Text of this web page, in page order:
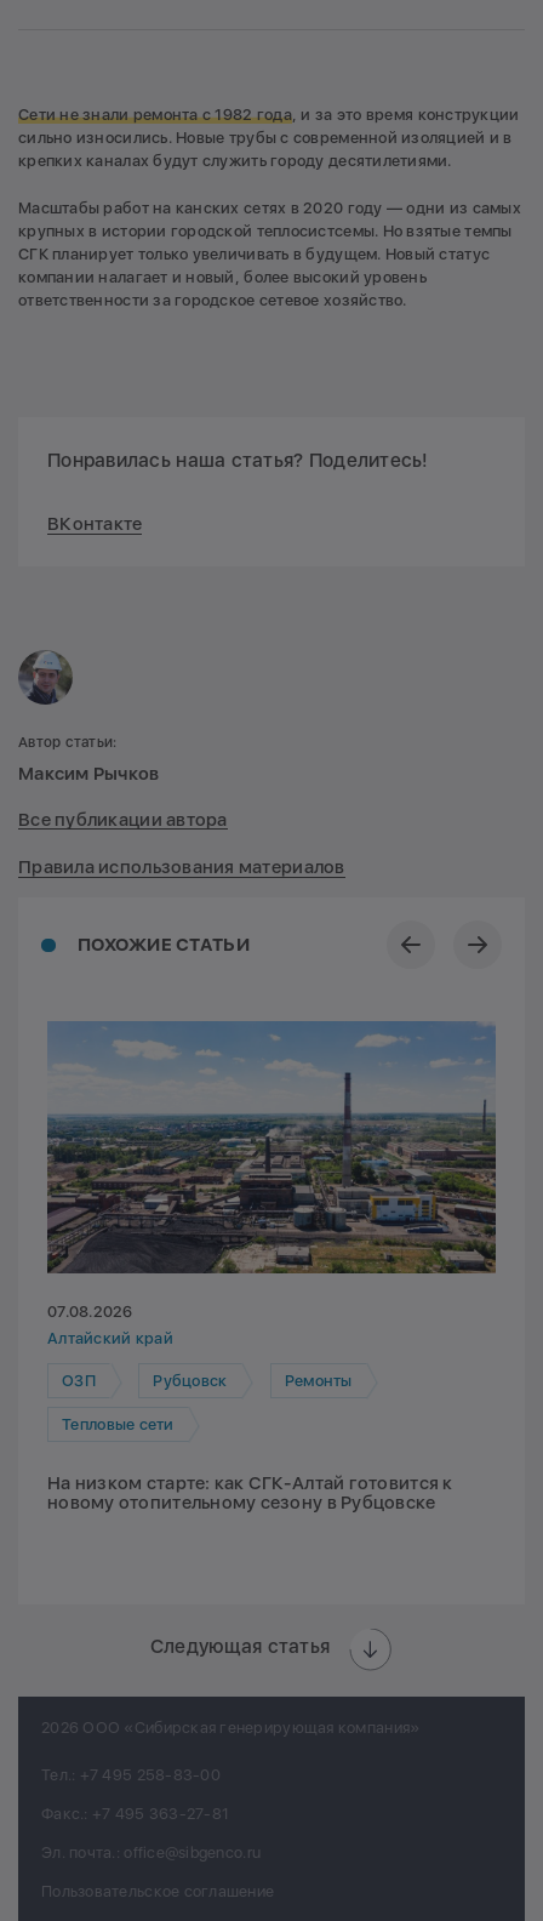
Сети не знали ремонта с 1982 года, и за это время конструкции
сильно износились. Новые трубы с современной изоляцией и в
крепких каналах будут служить городу десятилетиями.
Масштабы работ на канских сетях в 2020 году — одни из самых
крупных в истории городской теплосистсемы. Но взятые темпы
СГК планирует только увеличивать в будущем. Новый статус
компании налагает и новый, более высокий уровень
ответственности за городское сетевое хозяйство.
Понравилась наша статья? Поделитесь!
ВКонтакте
ПОХОЖИЕ СТАТЬИ
07.08.2026
Алтайский край
ОЗП Рубцовск Ремонты
Тепловые сети
На низком старте: как СГК-Алтай готовится к
новому отопительному сезону в Рубцовске
Следующая статья
Автор статьи:
Максим Рычков
Все публикации автора
Правила использования материалов
2026 ООО «Сибирская генерирующая компания»
Тел.: +7 495 258-83-00
Факс.: +7 495 363-27-81
Эл. почта.: office@sibgenco.ru
Пользовательское соглашение